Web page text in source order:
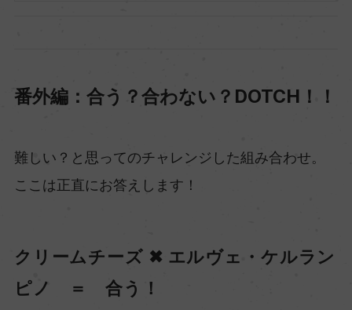
番外編：合う？合わない？DOTCH！！
難しい？と思ってのチャレンジした組み合わせ。
ここは正直にお答えします！
クリームチーズ ✖ エルヴェ・ケルラン
ピノ ＝ 合う！